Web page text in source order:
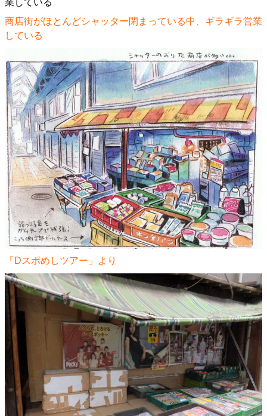
商店街がほとんどシャッター閉まっている中、ギラギラ営業
している
「Dスポめしツアー」より